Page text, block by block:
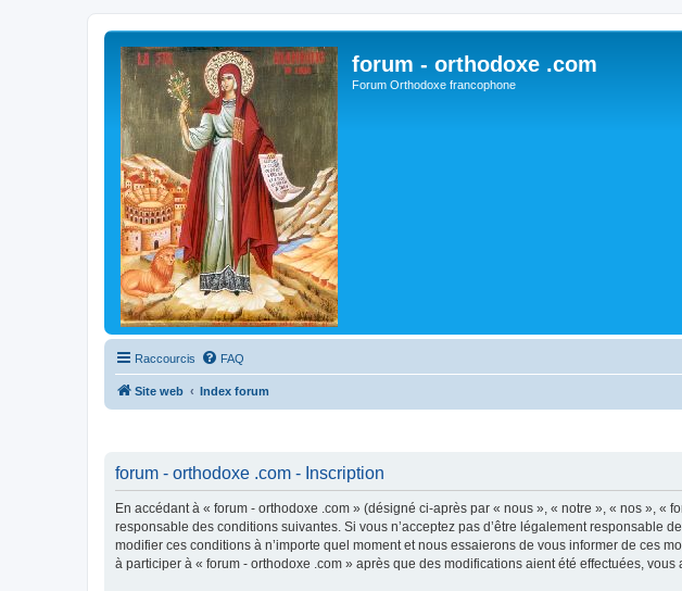
forum - orthodoxe .com
Forum Orthodoxe francophone
Raccourcis FAQ
Site web Index forum
forum - orthodoxe .com - Inscription
En accédant à « forum - orthodoxe .com » (désigné ci-après par « nous », « notre », « nos », «
responsable des conditions suivantes. Si vous n’acceptez pas d’être légalement responsable
modifier ces conditions à n’importe quel moment et nous essaierons de vous informer de ces
à participer à « forum - orthodoxe .com » après que des modifications aient été effectuées,